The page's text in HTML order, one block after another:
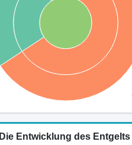
Die Entwicklung des